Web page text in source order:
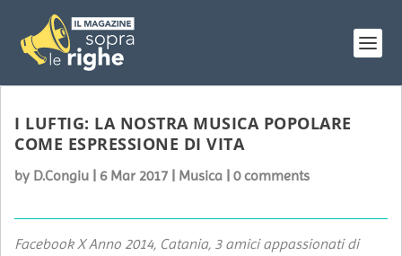
I LUFTIG: LA NOSTRA MUSICA POPOLARE
COME ESPRESSIONE DI VITA
by D.Congiu | 6 Mar 2017 | Musica | 0 comments
Facebook X Anno 2014, Catania, 3 amici appassionati di